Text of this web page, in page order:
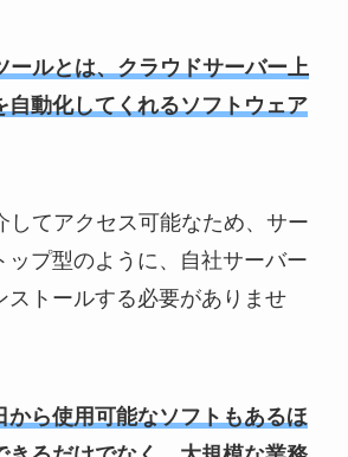
ールとは、クラウドサーバー上
自動化してくれるソフトウェア
してアクセス可能なため、サー
ップ型のように、自社サーバー
ストールする必要がありませ
から使用可能なソフトもあるほ